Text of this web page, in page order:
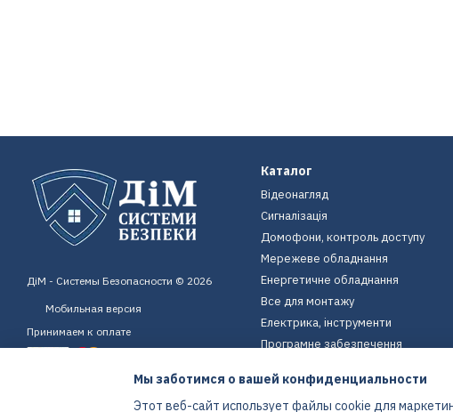
ДіМ - Системы Безопасности © 2026
Мобильная версия
Принимаем к оплате
Каталог
Відеонагляд
Сигналізація
Домофони, контроль доступу
Мережеве обладнання
Енергетичне обладнання
Все для монтажу
Електрика, інструменти
Програмне забезпечення
Екіпірування
Енергетичне обладнання
Мы заботимся о вашей конфиденциальности
Этот веб-сайт использует файлы cookie для